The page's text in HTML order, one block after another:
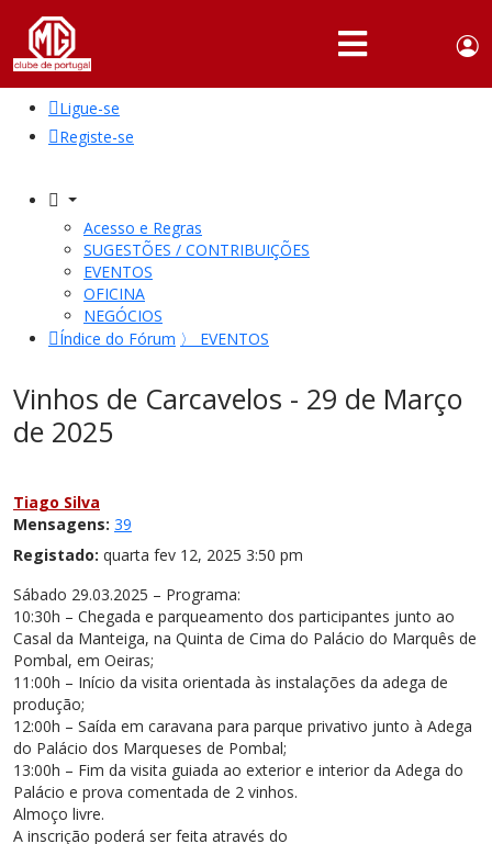
Portuguese,
English
QUEM
SOMOS
ATIVIDADES
NOTÍCIAS
FÓRUM
Ligue-se
Registe-se
Acesso e Regras
SUGESTÕES / CONTRIBUIÇÕES
EVENTOS
OFICINA
NEGÓCIOS
Índice do Fórum 〉 EVENTOS
Vinhos de Carcavelos - 29 de Março
de 2025
Tiago Silva
Mensagens: 39
Registado: quarta fev 12, 2025 3:50 pm
Sábado 29.03.2025 – Programa:
10:30h – Chegada e parqueamento dos participantes junto ao
Casal da Manteiga, na Quinta de Cima do Palácio do Marquês de
Pombal, em Oeiras;
11:00h – Início da visita orientada às instalações da adega de
produção;
12:00h – Saída em caravana para parque privativo junto à Adega
do Palácio dos Marqueses de Pombal;
13:00h – Fim da visita guiada ao exterior e interior da Adega do
Palácio e prova comentada de 2 vinhos.
Almoço livre.
A inscrição poderá ser feita através do